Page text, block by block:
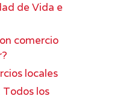
de Vida e
comercio
locales
los